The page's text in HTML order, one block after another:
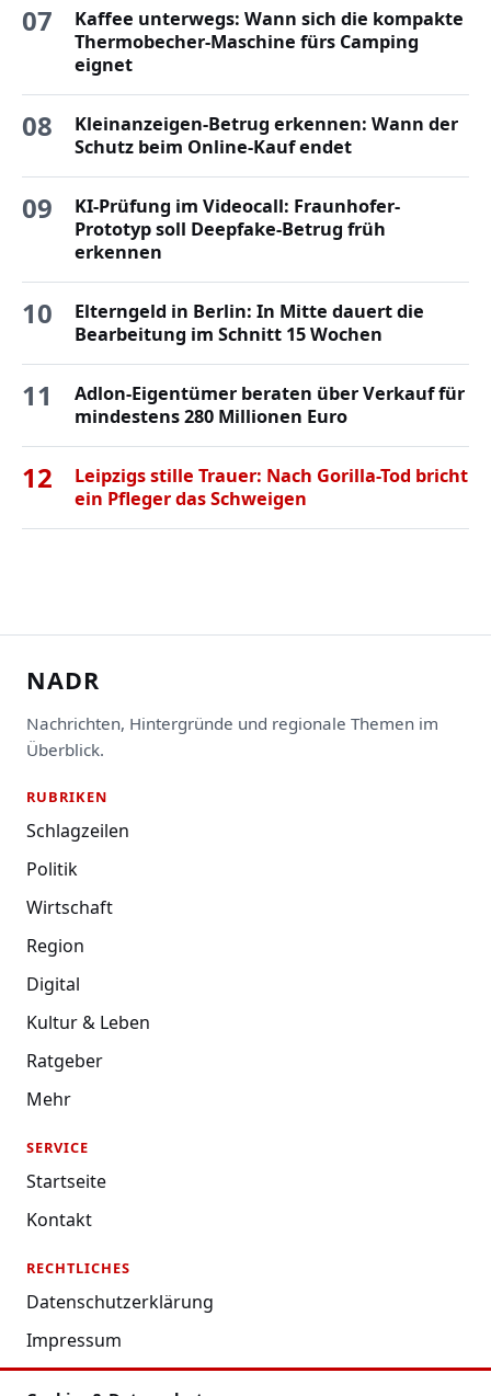
07
Kaffee unterwegs: Wann sich die kompakte
Thermobecher-Maschine fürs Camping
eignet
08
Kleinanzeigen-Betrug erkennen: Wann der
Schutz beim Online-Kauf endet
09
KI-Prüfung im Videocall: Fraunhofer-
Prototyp soll Deepfake-Betrug früh
erkennen
10
Elterngeld in Berlin: In Mitte dauert die
Bearbeitung im Schnitt 15 Wochen
11
Adlon-Eigentümer beraten über Verkauf für
mindestens 280 Millionen Euro
12
Leipzigs stille Trauer: Nach Gorilla-Tod bricht
ein Pfleger das Schweigen
NADR
Nachrichten, Hintergründe und regionale Themen im
Überblick.
RUBRIKEN
Schlagzeilen
Politik
Wirtschaft
Region
Digital
Kultur & Leben
Ratgeber
Mehr
SERVICE
Startseite
Kontakt
RECHTLICHES
Datenschutzerklärung
Impressum
Nutzungsbedingungen